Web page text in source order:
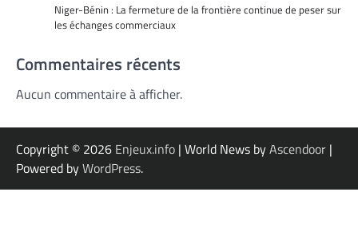
Niger-Bénin : La fermeture de la frontière continue de peser sur
les échanges commerciaux
Commentaires récents
Aucun commentaire à afficher.
Copyright © 2026 Enjeux.info | World News byAscendoor |
Powered byWordPress.